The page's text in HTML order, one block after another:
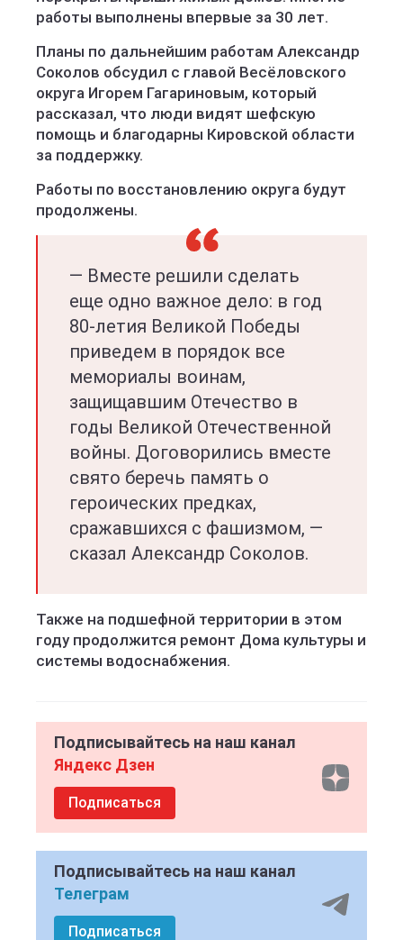
работы выполнены впервые за 30 лет.
Планы по дальнейшим работам Александр
Соколов обсудил с главой Весёловского
округа Игорем Гагариновым, который
рассказал, что люди видят шефскую
помощь и благодарны Кировской области
за поддержку.
Работы по восстановлению округа будут
продолжены.
— Вместе решили сделать
еще одно важное дело: в год
80-летия Великой Победы
приведем в порядок все
мемориалы воинам,
защищавшим Отечество в
годы Великой Отечественной
войны. Договорились вместе
свято беречь память о
героических предках,
сражавшихся с фашизмом, —
сказал Александр Соколов.
Также на подшефной территории в этом
году продолжится ремонт Дома культуры и
системы водоснабжения.
Подписывайтесь на наш канал
Яндекс Дзен
Подписаться
Подписывайтесь на наш канал
Телеграм
Подписаться